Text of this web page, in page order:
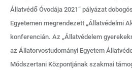
Állatvédő Óvodája 2021” pályázat
Egyetemen megrendezett „Állatvédelmi
konferencián. Az „Állatvédelem
az Állatorvostudományi Egyetem
Módszertani Központjának szakmai